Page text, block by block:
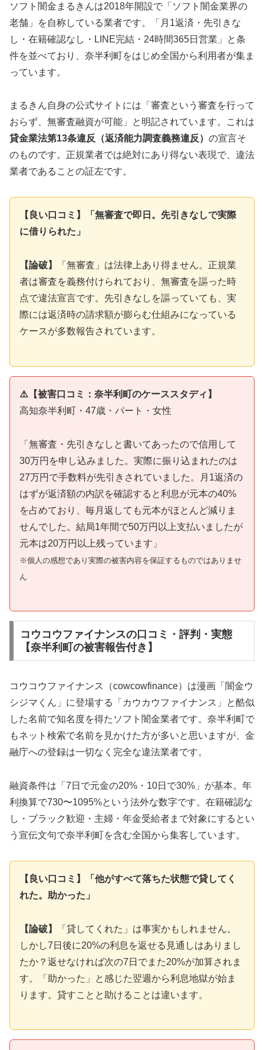
ソフト闇金まるきんは2018年開設で「ソフト闇金業界の
老舗」を自称している業者です。「月1返済・先引きな
し・在籍確認なし・LINE完結・24時間365日営業」と条
件を並べており、奈半利町をはじめ全国から利用者が集ま
っています。
まるきん自身の公式サイトには「審査という審査を行って
おらず、無審査融資が可能」と明記されています。これは
貸金業法第13条違反（返済能力調査義務違反） の宣言そ
のものです。正規業者では絶対にあり得ない表現で、違法
業者であることの証左です。
【良い口コミ】「無審査で即日。先引きなしで実際
に借りられた」
【論破】
「無審査」は法律上あり得ません。正規業
者は審査を義務付けられており、無審査を謳った時
点で違法宣言です。先引きなしを謳っていても、実
際には返済時の請求額が膨らむ仕組みになっている
ケースが多数報告されています。
⚠️【被害口コミ：奈半利町のケーススタディ】
高知奈半利町・47歳・パート・女性
「無審査・先引きなしと書いてあったので信用して
30万円を申し込みました。実際に振り込まれたのは
27万円で手数料が先引きされていました。月1返済の
はずが返済額の内訳を確認すると利息が元本の40%
を占めており、毎月返しても元本がほとんど減りま
せんでした。結局1年間で50万円以上支払いましたが
元本は20万円以上残っています」
※個人の感想であり実際の被害内容を保証するものではありませ
ん
コウコウファイナンスの口コミ・評判・実態
【奈半利町の被害報告付き】
コウコウファイナンス（cowcowfinance）は漫画「闇金ウ
シジマくん」に登場する「カウカウファイナンス」と酷似
した名前で知名度を得たソフト闇金業者です。奈半利町で
もネット検索で名前を見かけた方が多いと思いますが、金
融庁への登録は一切なく完全な違法業者です。
融資条件は「7日で元金の20%・10日で30%」が基本。年
利換算で730〜1095%という法外な数字です。在籍確認な
し・ブラック歓迎・主婦・年金受給者まで対象にするとい
う宣伝文句で奈半利町を含む全国から集客しています。
【良い口コミ】「他がすべて落ちた状態で貸してく
れた。助かった」
【論破】
「貸してくれた」は事実かもしれません。
しかし7日後に20%の利息を返せる見通しはありまし
たか？返せなければ次の7日でまた20%が加算されま
す。「助かった」と感じた翌週から利息地獄が始ま
ります。貸すことと助けることは違います。